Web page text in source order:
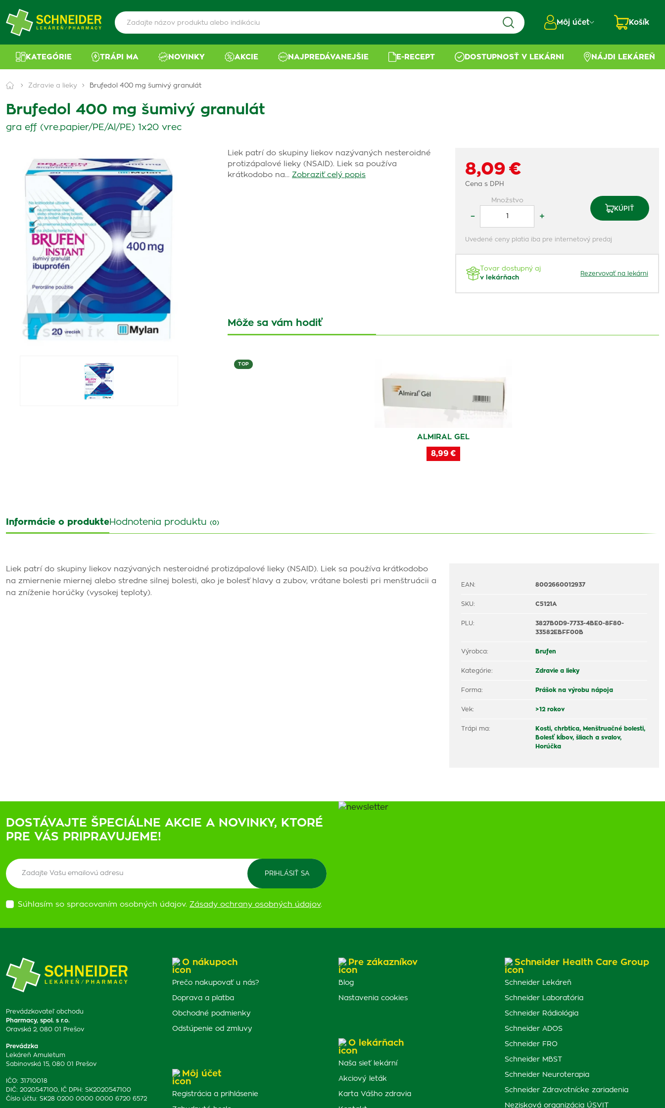
Môj účet Košík
KATEGÓRIE TRÁPI MA NOVINKY AKCIE NAJPREDÁVANEJŠIE E-RECEPT DOSTUPNOSŤ V LEKÁRNI NÁJDI LEKÁREŇ
Zdravie a lieky Brufedol 400 mg šumivý granulát
Brufedol 400 mg šumivý granulát
gra eff (vre.papier/PE/Al/PE) 1x20 vrec
Liek patrí do skupiny liekov nazývaných nesteroidné
protizápalové lieky (NSAID). Liek sa používa
krátkodobo na… Zobraziť celý popis 8,09 €
Cena s DPH
Množstvo
– +
KÚPIŤ
Uvedené ceny platia iba pre internetový predaj
Tovar dostupný aj
v lekárňach
Rezervovať na lekárni
Môže sa vám hodiť
TOP
ALMIRAL GEL
8,99 €
Informácie o produkteHodnotenia produktu (0)
Liek patrí do skupiny liekov nazývaných nesteroidné protizápalové lieky (NSAID). Liek sa používa krátkodobo
na zmiernenie miernej alebo stredne silnej bolesti, ako je bolesť hlavy a zubov, vrátane bolesti pri menštruácii a
na zníženie horúčky (vysokej teploty).
EAN: 8002660012937
SKU: C5121A
PLU:
3827B0D9-7733-4BE0-8F80-
33582EBFF00B
Výrobca: Brufen
Kategórie: Zdravie a lieky
Forma: Prášok na výrobu nápoja
Vek: >12 rokov
Trápi ma: Kosti, chrbtica, Menštruačné bolesti,
Bolesť kĺbov, šliach a svalov,
Horúčka
DOSTÁVAJTE ŠPECIÁLNE AKCIE A NOVINKY, KTORÉ
PRE VÁS PRIPRAVUJEME!
Súhlasím so spracovaním osobných údajov. Zásady ochrany osobných údajov.
Prevádzkovateľ obchodu
Pharmacy, spol. s r.o.
Oravská 2, 080 01 Prešov
Prevádzka
Lekáreň Amuletum
Sabinovská 15, 080 01 Prešov
IČO: 31710018
DIČ: 2020547100, IČ DPH: SK2020547100
Číslo účtu: SK28 0200 0000 0000 6720 6572
O nákupoch
Prečo nakupovať u nás?
Doprava a platba
Obchodné podmienky
Odstúpenie od zmluvy
Môj účet
Registrácia a prihlásenie
Pre zákazníkov
Blog
Nastavenia cookies
O lekárňach
Naša sieť lekární
Akciový leták
Karta Vášho zdravia
Schneider Health Care Group
Schneider Lekáreň
Schneider Laboratória
Schneider Rádiológia
Schneider ADOS
Schneider FRO
Schneider MBST
Schneider Neuroterapia
Schneider Zdravotnícke zariadenia
Nezisková organizácia ÚSVIT